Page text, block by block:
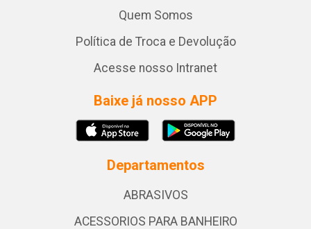
Quem Somos
Política de Troca e Devolução
Acesse nosso Intranet
Baixe já nosso APP
Departamentos
ABRASIVOS
ACESSORIOS PARA BANHEIRO